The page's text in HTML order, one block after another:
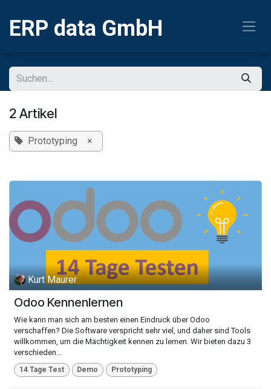
ERP data GmbH
2 Artikel
Prototyping ×
Kurt Maurer
Odoo Kennenlernen
Wie kann man sich am besten einen Eindruck über Odoo
verschaffen? Die Software verspricht sehr viel, und daher sind Tools
willkommen, um die Mächtigkeit kennen zu lernen. Wir bieten dazu 3
verschieden...
14 Tage Test Demo Prototyping